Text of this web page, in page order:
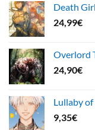
Death
24,99€
Overlord
24,90€
Lullaby
9,35€